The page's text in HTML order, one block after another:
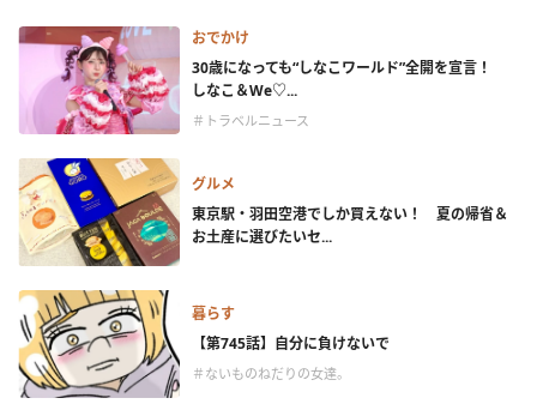
おでかけ
30歳になっても“しなこワールド”全開を宣言！
しなこ＆We♡...
＃トラベルニュース
グルメ
東京駅・羽田空港でしか買えない！ 夏の帰省＆
お土産に選びたいセ...
暮らす
【第745話】自分に負けないで
＃ないものねだりの女達。